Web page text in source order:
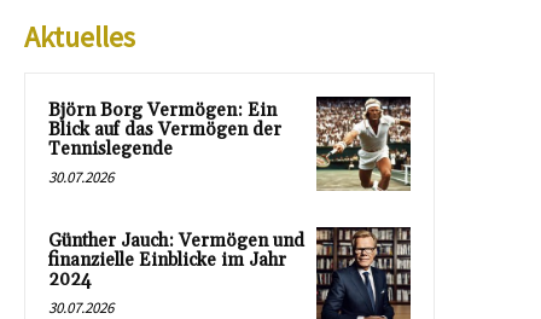
Aktuelles
Björn Borg Vermögen: Ein
Blick auf das Vermögen der
Tennislegende
30.07.2026
Günther Jauch: Vermögen und
finanzielle Einblicke im Jahr
2024
30.07.2026